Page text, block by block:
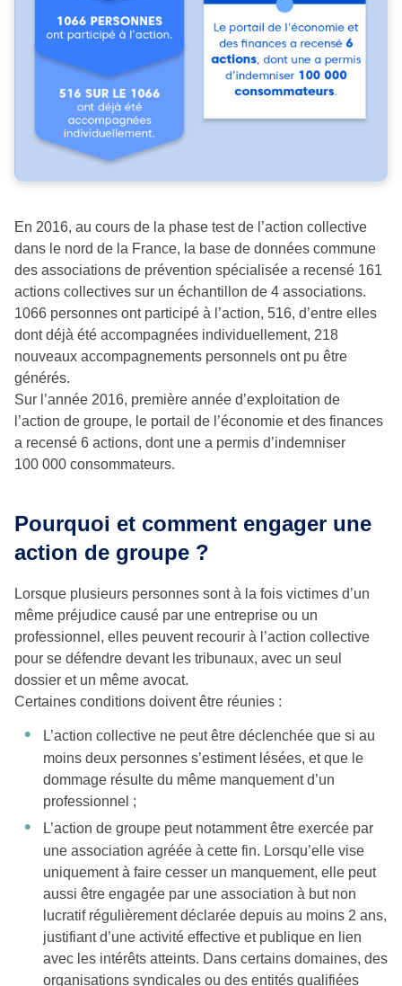
En 2016, au cours de la phase test de l’action collective
dans le nord de la France, la base de données commune
des associations de prévention spécialisée a recensé 161
actions collectives sur un échantillon de 4 associations.
1066 personnes ont participé à l’action, 516, d’entre elles
dont déjà été accompagnées individuellement, 218
nouveaux accompagnements personnels ont pu être
générés.
Sur l’année 2016, première année d’exploitation de
l’action de groupe, le portail de l’économie et des finances
a recensé 6 actions, dont une a permis d’indemniser
100 000 consommateurs.
Pourquoi et comment engager une
action de groupe ?
Lorsque plusieurs personnes sont à la fois victimes d’un
même préjudice causé par une entreprise ou un
professionnel, elles peuvent recourir à l’action collective
pour se défendre devant les tribunaux, avec un seul
dossier et un même avocat.
Certaines conditions doivent être réunies :
L’action collective ne peut être déclenchée que si au
moins deux personnes s’estiment lésées, et que le
dommage résulte du même manquement d’un
professionnel ;
L’action de groupe peut notamment être exercée par
une association agréée à cette fin. Lorsqu’elle vise
uniquement à faire cesser un manquement, elle peut
aussi être engagée par une association à but non
lucratif régulièrement déclarée depuis au moins 2 ans,
justifiant d’une activité effective et publique en lien
avec les intérêts atteints. Dans certains domaines, des
organisations syndicales ou des entités qualifiées